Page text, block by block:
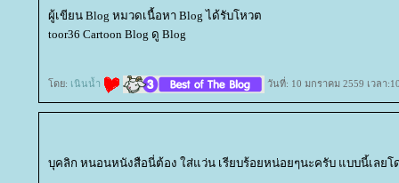
ผู้เขียน Blog หมวดเนื้อหา Blog ได้รับโหวต
toor36 Cartoon Blog ดู Blog
ดย: เนินน้ำ วันที่: 10 มกราคม 2559 เวลา
บุคลิก หนอนหนังสือนี่ต้อง ใส่แว่น เรียบร้อยหน่อยๆนะครับ แบบนี้เลย